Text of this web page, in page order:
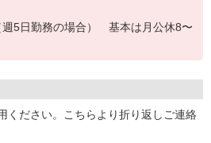
週5日勤務の場合） 基本は月公休8〜
ください。こちらより折り返しご連絡